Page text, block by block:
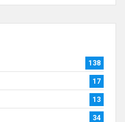
138
17
13
34